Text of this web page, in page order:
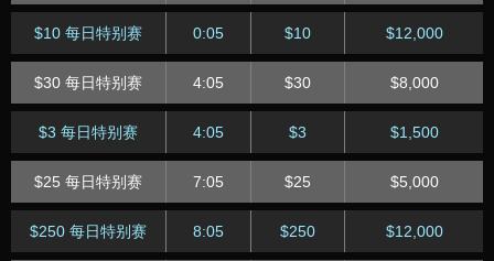
$50 每日快速 21:15 $50.00 $1,000
$10 每日快速 21:15 $10.00 $1,250
$2 每日快速 21:15 $2.00 $400
$80 每日快速 22:15 $80.00 $1,500
$30 每日快速 22:15 $30 $1,000
$10 每日特别赛 0:05 $10 $12,000
$30 每日特别赛 4:05 $30 $8,000
$3 每日特别赛 4:05 $3 $1,500
$25 每日特别赛 7:05 $25 $5,000
$250 每日特别赛 8:05 $250 $12,000